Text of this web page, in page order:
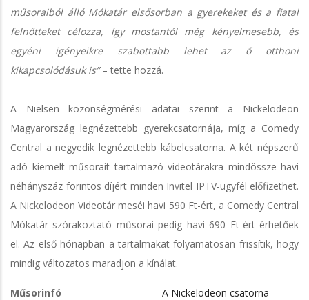
műsoraiból álló Mókatár elsősorban a gyerekeket és a fiatal
felnőtteket célozza, így mostantól még kényelmesebb, és
egyéni igényeikre szabottabb lehet az ő otthoni
kikapcsolódásuk is”– tette hozzá.
A Nielsen közönségmérési adatai szerint a Nickelodeon
Magyarország legnézettebb gyerekcsatornája, míg a Comedy
Central a negyedik legnézettebb kábelcsatorna. A két népszerű
adó kiemelt műsorait tartalmazó videotárakra mindössze havi
néhányszáz forintos díjért minden Invitel IPTV-ügyfél előfizethet.
A Nickelodeon Videotár meséi havi 590 Ft-ért, a Comedy Central
Mókatár szórakoztató műsorai pedig havi 690 Ft-ért érhetőek
el. Az első hónapban a tartalmakat folyamatosan frissítik, hogy
mindig változatos maradjon a kínálat.
Műsorinfó
A Nickelodeon csatorna